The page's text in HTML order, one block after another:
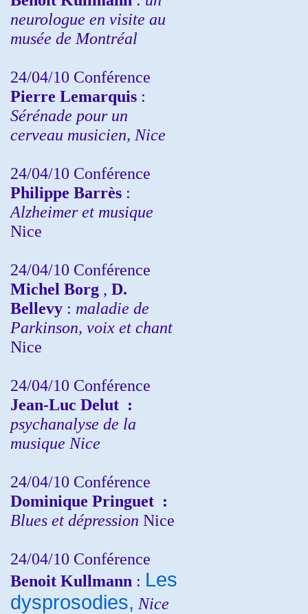
neurologue en visite au
musée de Montréal
24/04/10 Conférence
Pierre Lemarquis :
Sérénade pour un
cerveau musicien, Nice
24/04/10 Conférence
Philippe Barrès :
Alzheimer et musique
Nice
24/04/10 Conférence
Michel Borg , D.
Bellevy : maladie de
Parkinson, voix et chant
Nice
24/04/10 Conférence
Jean-Luc Delut :
psychanalyse de la
musique Nice
24/04/10 Conférence
Dominique Pringuet :
Blues et dépression Nice
24/04/10 Conférence
Benoit Kullmann : Les
dysprosodies, Nice